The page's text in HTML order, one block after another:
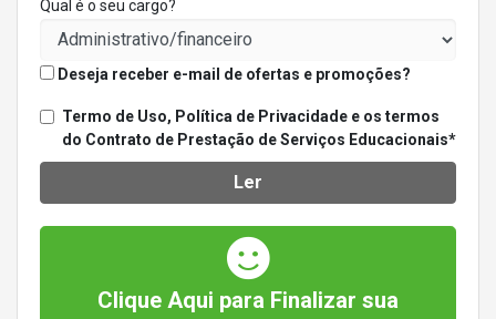
Qual é o seu cargo?
Deseja receber e-mail de ofertas e promoções?
Termo de Uso, Política de Privacidade e os termos
do Contrato de Prestação de Serviços Educacionais*
Ler
Clique Aqui para Finalizar sua